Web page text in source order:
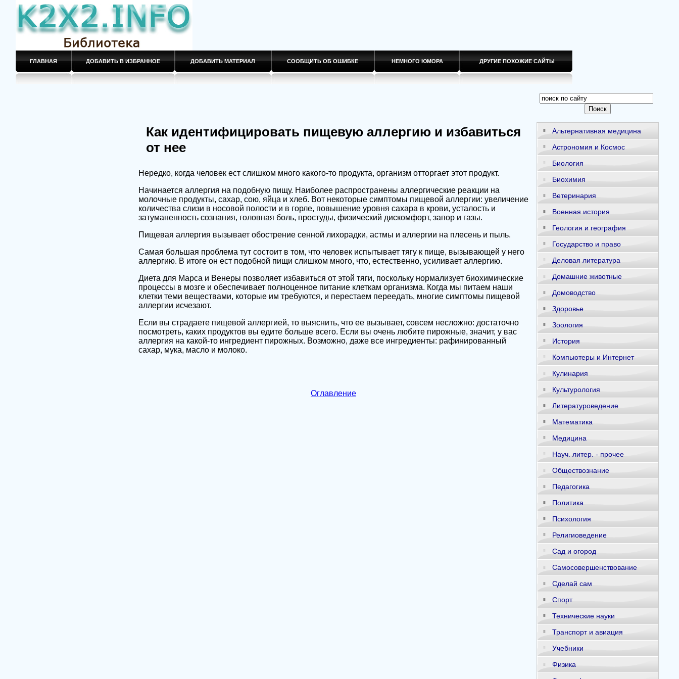
ГЛАВНАЯ ДОБАВИТЬ В ИЗБРАННОЕ ДОБАВИТЬ МАТЕРИАЛ СООБЩИТЬ ОБ ОШИБКЕ НЕМНОГО ЮМОРА ДРУГИЕ ПОХОЖИЕ САЙТЫ
Как идентифицировать пищевую аллергию и избавиться
от нее
Нередко, когда человек ест слишком много какого-то продукта, организм отторгает этот продукт.
Начинается аллергия на подобную пищу. Наиболее распространены аллергические реакции на
молочные продукты, сахар, сою, яйца и хлеб. Вот некоторые симптомы пищевой аллергии: увеличение
количества слизи в носовой полости и в горле, повышение уровня сахара в крови, усталость и
затуманенность сознания, головная боль, простуды, физический дискомфорт, запор и газы.
Пищевая аллергия вызывает обострение сенной лихорадки, астмы и аллергии на плесень и пыль.
Самая большая проблема тут состоит в том, что человек испытывает тягу к пище, вызывающей у него
аллергию. В итоге он ест подобной пищи слишком много, что, естественно, усиливает аллергию.
Диета для Марса и Венеры позволяет избавиться от этой тяги, поскольку нормализует биохимические
процессы в мозге и обеспечивает полноценное питание клеткам организма. Когда мы питаем наши
клетки теми веществами, которые им требуются, и перестаем переедать, многие симптомы пищевой
аллергии исчезают.
Если вы страдаете пищевой аллергией, то выяснить, что ее вызывает, совсем несложно: достаточно
посмотреть, каких продуктов вы едите больше всего. Если вы очень любите пирожные, значит, у вас
аллергия на какой-то ингредиент пирожных. Возможно, даже все ингредиенты: рафинированный
сахар, мука, масло и молоко.
Оглавление
Альтернативная медицина
Астрономия и Космос
Биология
Биохимия
Ветеринария
Военная история
Геология и география
Государство и право
Деловая литература
Домашние животные
Домоводство
Здоровье
Зоология
История
Компьютеры и Интернет
Кулинария
Культурология
Литературоведение
Математика
Медицина
Науч. литер. - прочее
Обществознание
Педагогика
Политика
Психология
Религиоведение
Сад и огород
Самосовершенствование
Сделай сам
Спорт
Технические науки
Транспорт и авиация
Учебники
Физика